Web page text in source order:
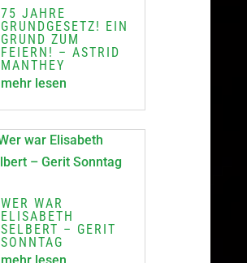
75 JAHRE
GRUNDGESETZ! EIN
GRUND ZUM
FEIERN! – ASTRID
MANTHEY
mehr lesen
WER WAR
ELISABETH
SELBERT – GERIT
SONNTAG